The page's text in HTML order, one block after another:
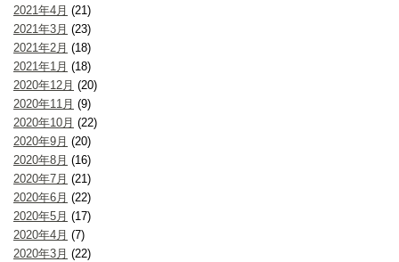
2021年4月 (21)
2021年3月 (23)
2021年2月 (18)
2021年1月 (18)
2020年12月 (20)
2020年11月 (9)
2020年10月 (22)
2020年9月 (20)
2020年8月 (16)
2020年7月 (21)
2020年6月 (22)
2020年5月 (17)
2020年4月 (7)
2020年3月 (22)